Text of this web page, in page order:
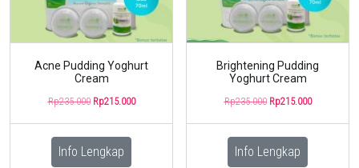
Acne Pudding Yoghurt
Cream
Rp235.000 Original
Rp235.000.
Rp215.000Current
Info Lengkap
Brightening Pudding
Yoghurt Cream
Rp235.000 Original
Rp235.000.
Rp215.000Current
Info Lengkap